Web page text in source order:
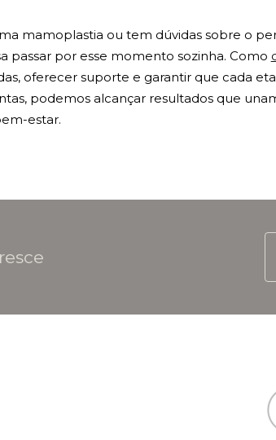
mamoplastia ou tem dúvidas sobre o
passar por esse momento sozinha. Como
oferecer suporte e garantir que cada
podemos alcançar resultados que
estar.